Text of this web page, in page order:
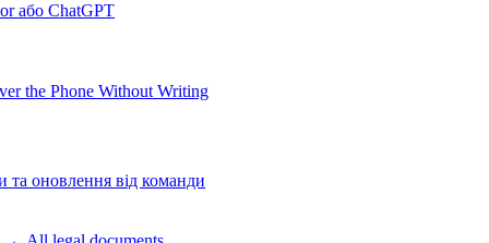
або ChatGPT
the Phone Without Writing
та оновлення від команди